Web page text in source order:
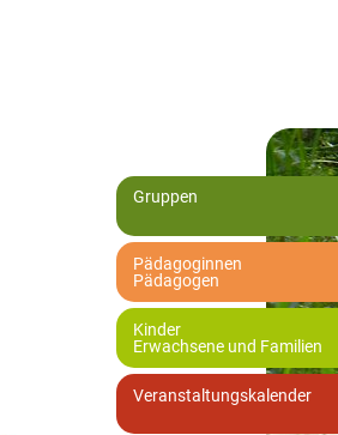
Gruppen
Pädagoginnen
Pädagogen
Kinder
Erwachsene und Familien
Veranstaltungskalender